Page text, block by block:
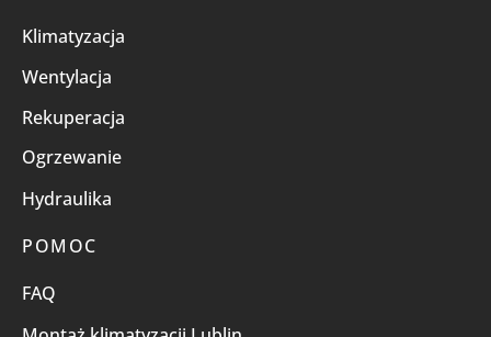
Klimatyzacja
Wentylacja
Rekuperacja
Ogrzewanie
Hydraulika
POMOC
FAQ